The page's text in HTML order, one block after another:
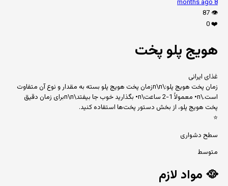
8 months ago
👁️
87
❤️
0
هویج پلو پخت
غذای ایرانی
زمان پخت هویج پلو:\n\nزمان پخت هویج پلو بسته به مقدار و نوع آن متفاوت
است.\n• معمولاً 1-2 ساعت\n• بگذارید خوب جا بیفتد\n\nبرای زمان دقیق
پخت هویج پلو، از بخش دستور پخت‌ها استفاده کنید.
⭐
سطح دشواری
متوسط
🥘 مواد لازم